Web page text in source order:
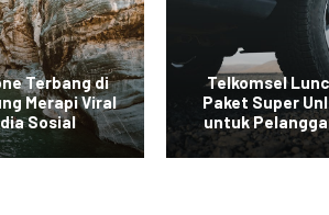
Terbang di
Merapi Viral
Sosial
Telkomsel
Paket Super
untuk